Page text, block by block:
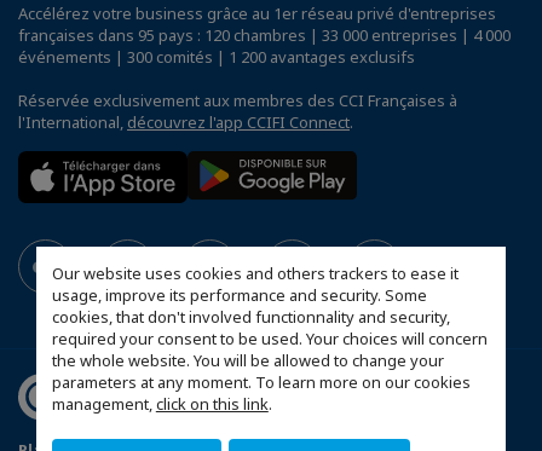
Our website uses cookies and others trackers to ease it
usage, improve its performance and security. Some
cookies, that don't involved functionnality and security,
required your consent to be used. Your choices will concern
the whole website. You will be allowed to change your
parameters at any moment. To learn more on our cookies
management,click on this link.
Accélérez votre business grâce au 1er réseau privé d'entreprises
françaises dans 95 pays : 120 chambres | 33 000 entreprises | 4 000
événements | 300 comités | 1 200 avantages exclusifs
Réservée exclusivement aux membres des CCI Françaises à
l'International, découvrez l'app CCIFI Connect.